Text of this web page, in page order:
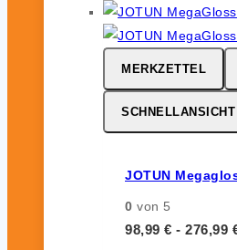
MERKZETTEL
SCHNELLANSICHT
JOTUN
0 von 5
98,99 € - 276,99